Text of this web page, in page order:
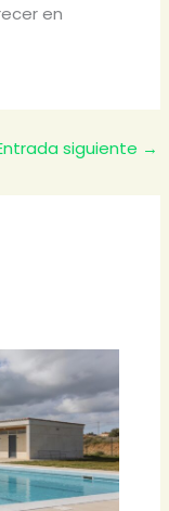
en
siguiente →